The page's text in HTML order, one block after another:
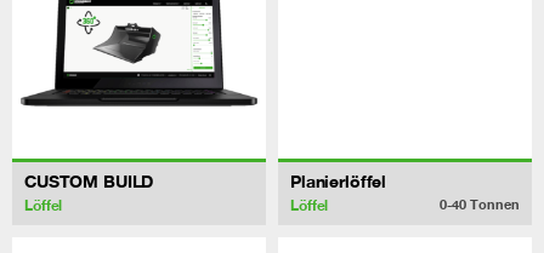
CUSTOM BUILD
Löffel
Planierlöffel
Löffel 0-40 Tonnen